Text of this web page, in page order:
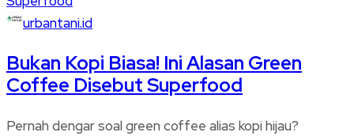
urbantani.id
Bukan Kopi Biasa! Ini Alasan Green
Coffee Disebut Superfood
Pernah dengar soal green coffee alias kopi hijau?